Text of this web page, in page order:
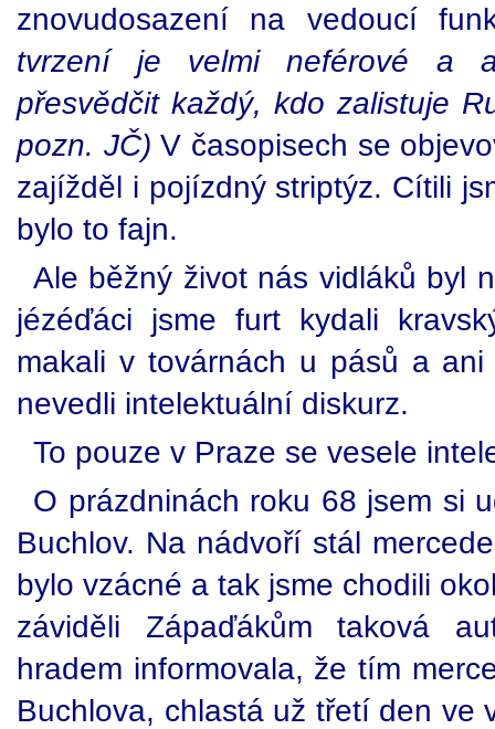
znovudosazení na vedoucí
tvrzení je velmi neférové a
přesvědčit každý, kdo zalistuje
pozn. JČ) V časopisech se
zajížděl i pojízdný striptýz. Cítili
bylo to fajn.
Ale běžný život nás vidláků byl
jézéďáci jsme furt kydali
makali v továrnách u pásů a
nevedli intelektuální diskurz.
To pouze v Praze se vesele
O prázdninách roku 68 jsem si
Buchlov. Na nádvoří stál
bylo vzácné a tak jsme chodili
záviděli Zápaďákům taková
hradem informovala, že tím
Buchlova, chlastá už třetí den ve